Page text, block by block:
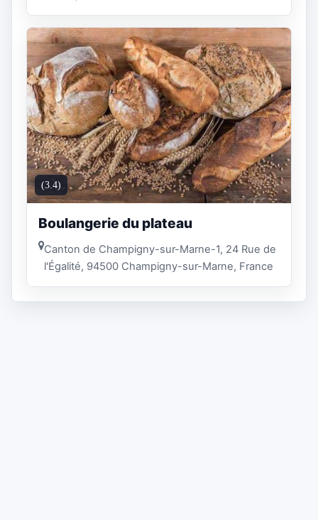
(3.4)
Boulangerie du plateau
Canton de Champigny-sur-Marne-1, 24 Rue de
l'Égalité, 94500 Champigny-sur-Marne, France